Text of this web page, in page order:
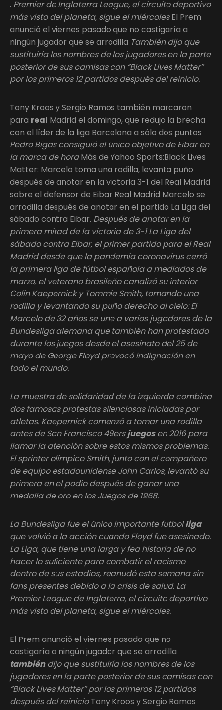
. Premier de InglaterraLeague, el circuito deportivo
más visto del planeta, sigue el miércolesEl Prem
anunció el viernes pasado que no castigaría a
ningún jugador que se arrodilla También dijo que
sustituiría los nombres de los jugadores en la parte
posterior de sus camisas con “Black Lives Matter”
por los primeros 12 partidos después del reinicio.
Tony Kroos y Sergio Ramos también marcaron
para real Madrid el domingo, que redujo la brecha
con el líder de la liga Barcelona a sólo dos puntos
Pedro Bigas consiguió el único objetivo de Eibar en
la marca de horaMás de Yahoo Sports:Black Lives
Matter: Marcelo toma una rodilla, levanta puño
después de anotar en la victoria 3-1 del Real Madrid
sobre el defensor de Eibar Real Madrid Marcelo se
arrodilla después de anotar en el partido La Liga del
sábado contra Eibar. Después de anotar en la
primera mitad de la victoria de 3-1 La Liga del
sábado contra Eibar, el primer partido para el Real
Madrid desde que la pandemia coronavirus cerró
la primera liga de fútbol española a mediados de
marzo, el veterano brasileño canalizó su interior
Colin Kaepernick y Tommie Smith, tomando una
rodilla y levantando su puño derecho al cielo: El
Marcelo de 32 años se une a varios jugadores de la
Bundesliga alemana que también han protestado
durante los juegos desde el asesinato del 25 de
mayo de George Floyd provocó indignación en
todo el mundo.
La muestra de solidaridad de la izquierda combina
dos famosas protestas silenciosas iniciadas por
atletas. Kaepernick comenzó a tomar una rodilla
antes de San Francisco 49ersjuegosen 2016 para
llamar la atención sobre estos mismos problemas.
El sprinter olímpico Smith, junto con el compañero
de equipo estadounidense John Carlos, levantó su
primera en el podio después de ganar una
medalla de oro en los Juegos de 1968.
La Bundesliga fue el único importante futbolliga
que volvió a la acción cuando Floyd fue asesinado.
La Liga, que tiene una larga y fea historia de no
hacer lo suficiente para combatir el racismo
dentro de sus estadios, reanudó esta semana sin
fans presentes debido a la crisis de salud. La
Premier League de Inglaterra, el circuito deportivo
más visto del planeta, sigue el miércoles.
El Prem anunció el viernes pasado que no
castigaría a ningún jugador que se arrodilla
tambiéndijo que sustituiría los nombres de los
jugadores en la parte posterior de sus camisas con
“Black Lives Matter” por los primeros 12 partidos
después del reinicioTony Kroos y Sergio Ramos